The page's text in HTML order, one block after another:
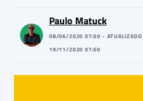
Paulo Matuck
08/06/2020 07:50 - ATUALIZADO
19/11/2020 07:50